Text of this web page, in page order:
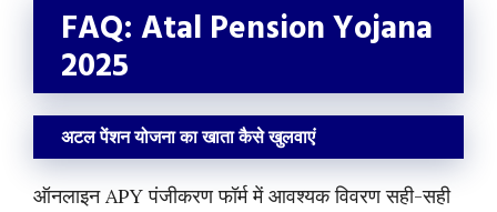
FAQ: Atal Pension Yojana
2025
अटल पेंशन योजना का खाता कैसे खुलवाएं
ऑनलाइन APY पंजीकरण फॉर्म में आवश्यक विवरण सही-सही